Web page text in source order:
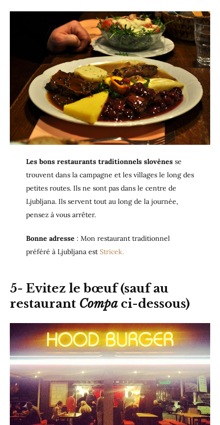
Les bons restaurants traditionnels slovènesse
trouvent dans la campagne et les villages le long des
petites routes. Ils ne sont pas dans le centre de
Ljubljana. Ils servent tout au long de la journée,
pensez à vous arrêter.
Bonne adresse : Mon restaurant traditionnel
préféré à Ljubljana est Stricek.
5- Evitez le bœuf(sauf au
restaurant Compa ci-dessous)